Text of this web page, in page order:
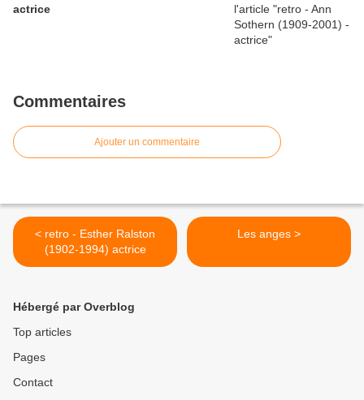
actrice
Commentaires
Ajouter un commentaire
< retro - Esther Ralston
(1902-1994) actrice
Les anges >
Hébergé par Overblog
Top articles
Pages
Contact